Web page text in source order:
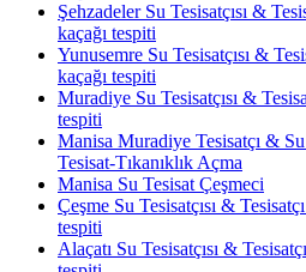
Şehzadeler Su Tesisatçısı &
kaçağı tespiti
Yunusemre Su Tesisatçısı &
kaçağı tespiti
Muradiye Su Tesisatçısı &
tespiti
Manisa Muradiye Tesisatçı & Su
Tesisat-Tıkanıklık Açma
Manisa Su Tesisat Çeşmeci
Çeşme Su Tesisatçısı &
tespiti
Alaçatı Su Tesisatçısı &